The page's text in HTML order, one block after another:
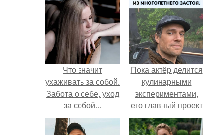
Что значит
ухаживать за собой.
Забота о себе, уход
за собой...
Пока актёр делится
кулинарными
экспериментами,
его главный проект
сделал серьёзный
шаг вперёд.